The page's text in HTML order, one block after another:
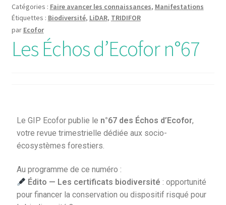
Catégories : Faire avancer les connaissances, Manifestations
Étiquettes : Biodiversité, LiDAR, TRIDIFOR
par Ecofor
Les Échos d’Ecofor n°67
Le GIP Ecofor publie le n°67 des Échos d’Ecofor,
votre revue trimestrielle dédiée aux socio-
écosystèmes forestiers.
Au programme de ce numéro :
Édito — Les certificats biodiversité : opportunité
pour financer la conservation ou dispositif risqué pour